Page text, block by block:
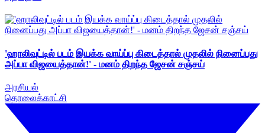
'ஹாலிவுட்டில் படம் இயக்க வாய்ப்பு கிடைத்தால் முதலில் நினைப்பது
அப்பா விஜயைத்தான்!' - மனம் திறந்த ஜேசன் சஞ்சய்
அரசியல்
தொலைக்காட்சி